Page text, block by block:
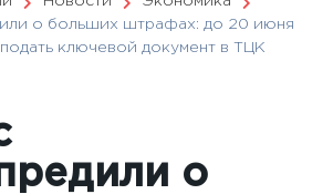
о больших штрафах: до 20 июня
ключевой документ в ТЦК
о